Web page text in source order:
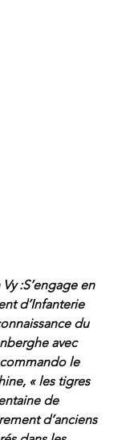
:S’engage en
d’Infanterie
du
avec
le
« les tigres
de
d’anciens